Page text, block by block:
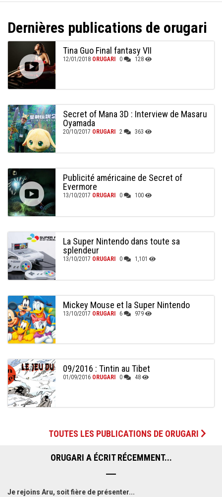
Dernières publications de orugari
Tina Guo Final fantasy VII
12/01/2018 ORUGARI 0 128
Secret of Mana 3D : Interview de Masaru
Oyamada
20/10/2017 ORUGARI 2 363
Publicité américaine de Secret of
Evermore
13/10/2017 ORUGARI 0 100
La Super Nintendo dans toute sa
splendeur
13/10/2017 ORUGARI 0 1,101
Mickey Mouse et la Super Nintendo
13/10/2017 ORUGARI 6 979
09/2016 : Tintin au Tibet
01/09/2016 ORUGARI 0 48
TOUTES LES PUBLICATIONS DE ORUGARI
ORUGARI A ÉCRIT RÉCEMMENT...
Je rejoins Aru, soit fière de présenter...